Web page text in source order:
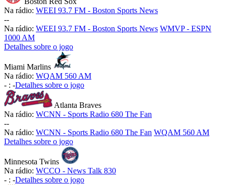
Na rádio: WEEI 93.7 FM - Boston Sports News
--
Na rádio: WEEI 93.7 FM - Boston Sports News WMVP - ESPN
1000 AM
Detalhes sobre o jogo
Miami Marlins
Na rádio: WQAM 560 AM
- : -Detalhes sobre o jogo
Atlanta Braves
Na rádio: WCNN - Sports Radio 680 The Fan
--
Na rádio: WCNN - Sports Radio 680 The Fan WQAM 560 AM
Detalhes sobre o jogo
Minnesota Twins
Na rádio: WCCO - News Talk 830
- : -Detalhes sobre o jogo